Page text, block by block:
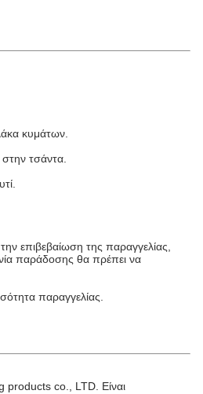
κυμάτων.
τσάντα.
επιβεβαίωση της παραγγελίας,
παράδοσης θα πρέπει να
παραγγελίας.
co., LTD. Είναι